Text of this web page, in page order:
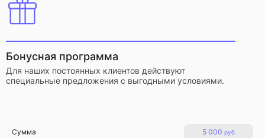
Бонусная программа
Для наших постоянных клиентов действуют
специальные предложения с выгодными условиями.
5 000 руб
Сумма